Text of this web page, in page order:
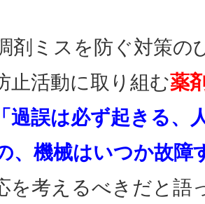
剤ミスを防ぐ対策の
止活動に取り組む薬
「過誤は必ず起きる、
、機械はいつか故障
を考えるべきだと語